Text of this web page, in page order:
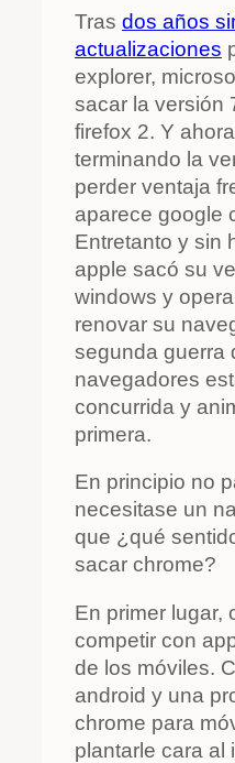
Tras dos años
actualizaciones
explorer,
sacar la versión
firefox 2. Y
terminando la
perder ventaja
aparece google
Entretanto y sin
apple sacó su
windows y
renovar su
segunda guerra
navegadores
concurrida y
primera.
En principio no
necesitase un
que ¿qué
sacar chrome?
En primer lugar,
competir con
de los móviles.
android y una
chrome para
plantarle cara al